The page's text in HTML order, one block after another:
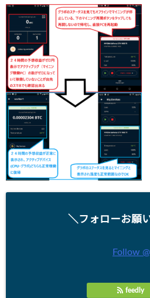
＼フォローお願
Follow @
feedly